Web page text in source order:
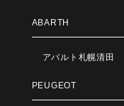
ABARTH
アバルト札幌清田
PEUGEOT